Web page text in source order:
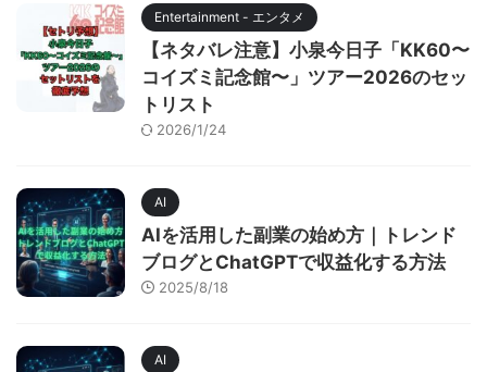
Entertainment - エンタメ
【ネタバレ注意】小泉今日子「KK60〜
コイズミ記念館〜」ツアー2026のセッ
トリスト
2026/1/24
AI
AIを活用した副業の始め方｜トレンド
ブログとChatGPTで収益化する方法
2025/8/18
AI